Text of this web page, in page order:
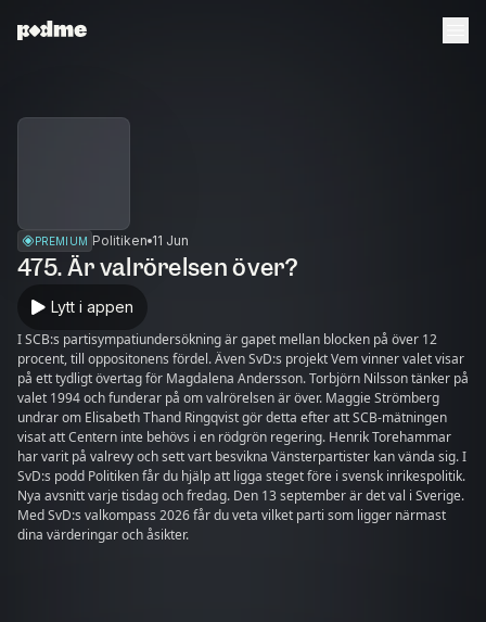
PREMIUM Politiken 11 Jun
475. Är valrörelsen över?
Lytt i appen
I SCB:s partisympatiundersökning är gapet mellan blocken på över 12
procent, till oppositonens fördel. Även SvD:s projekt Vem vinner valet visar
på ett tydligt övertag för Magdalena Andersson. Torbjörn Nilsson tänker på
valet 1994 och funderar på om valrörelsen är över. Maggie Strömberg
undrar om Elisabeth Thand Ringqvist gör detta efter att SCB-mätningen
visat att Centern inte behövs i en rödgrön regering. Henrik Torehammar
har varit på valrevy och sett vart besvikna Vänsterpartister kan vända sig. I
SvD:s podd Politiken får du hjälp att ligga steget före i svensk inrikespolitik.
Nya avsnitt varje tisdag och fredag. Den 13 september är det val i Sverige.
Med SvD:s valkompass 2026 får du veta vilket parti som ligger närmast
dina värderingar och åsikter.